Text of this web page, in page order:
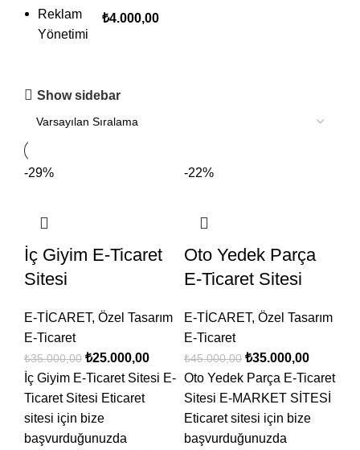
₺4.000,00
Show sidebar
-29%
İç Giyim E-Ticaret
Sitesi
E-TİCARET, Özel Tasarım
E-Ticaret
₺35.000,00 ₺25.000,00
İç Giyim E-Ticaret Sitesi E-
Ticaret Sitesi Eticaret
sitesi için bize
başvurduğunuzda
-22%
Oto Yedek Parça
E-Ticaret Sitesi
E-TİCARET, Özel Tasarım
E-Ticaret
₺45.000,00 ₺35.000,00
Oto Yedek Parça E-Ticaret
Sitesi E-MARKET SİTESİ
Eticaret sitesi için bize
başvurduğunuzda